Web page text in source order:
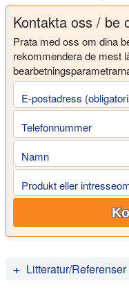
Kontakta oss / be
Prata med oss om dina
rekommendera de mest
E-postadress
Telefonnummer
Namn
Produkt eller
Litteratur/Referenser